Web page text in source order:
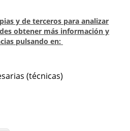
y de terceros para analizar
obtener más información y
pulsando en:
(técnicas)
Directo